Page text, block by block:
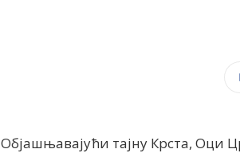
Објашњавајући тајну Крста, Оци